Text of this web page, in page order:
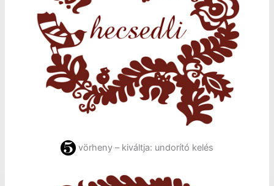
vörheny – kiváltja: undorító kelés